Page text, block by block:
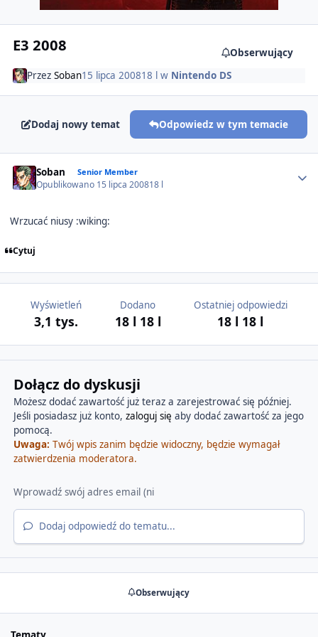
E3 2008
Obserwujący
Przez Soban15 lipca 200818 l w Nintendo DS
Dodaj nowy temat Odpowiedz w tym temacie
Soban Senior Member
Opublikowano 15 lipca 200818 l
Wrzucać niusy :wiking:
Cytuj
Wyświetleń
3,1 tys.
Dodano
18 l 18 l
Ostatniej odpowiedzi
18 l 18 l
Dołącz do dyskusji
Możesz dodać zawartość już teraz a zarejestrować się później.
Jeśli posiadasz już konto, zaloguj się aby dodać zawartość za jego
pomocą.
Uwaga: Twój wpis zanim będzie widoczny, będzie wymagał
zatwierdzenia moderatora.
Dodaj odpowiedź do tematu...
Obserwujący